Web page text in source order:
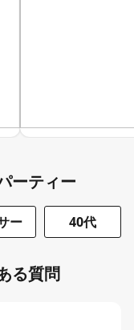
ーティー
ー 40代
る質問